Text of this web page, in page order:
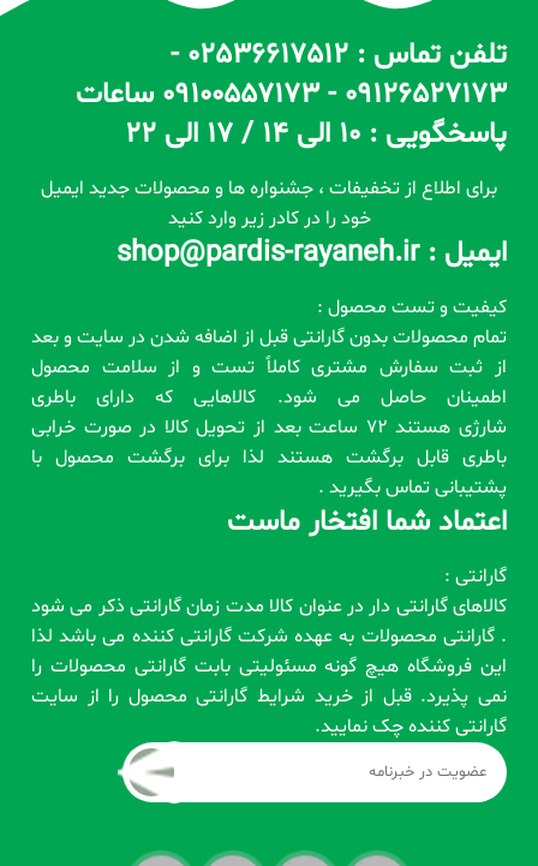
تلفن تماس : 02536617512 -
09126527173 - 09100557173 ساعات
پاسخگویی : 10 الی 14 / 17 الی 22
برای اطلاع از تخفیفات ، جشنواره ها و محصولات جدید ایمیل
خود را در کادر زیر وارد کنید
ایمیل : shop@pardis-rayaneh.ir
کیفیت و تست محصول :
تمام محصولات بدون گارانتی قبل از اضافه شدن در سایت و بعد
از ثبت سفارش مشتری کاملاً تست و از سلامت محصول
اطمینان حاصل می شود. کالاهایی که دارای باطری
شارژی هستند 72 ساعت بعد از تحویل کالا در صورت خرابی
باطری قابل برگشت هستند لذا برای برگشت محصول با
پشتیبانی تماس بگیرید .
اعتماد شما افتخار ماست
گارانتی :
کالاهای گارانتی دار در عنوان کالا مدت زمان گارانتی ذکر می شود
. گارانتی محصولات به عهده شرکت گارانتی کننده می باشد لذا
این فروشگاه هیچ گونه مسئولیتی بابت گارانتی محصولات را
نمی پذیرد. قبل از خرید شرایط گارانتی محصول را از سایت
گارانتی کننده چک نمایید.